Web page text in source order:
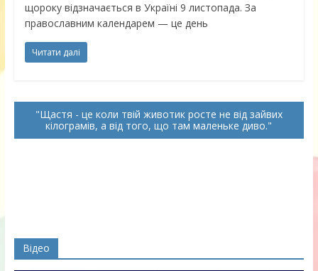
щороку відзначається в Україні 9 листопада. За
православним календарем — це день
Читати далі
Щастя - це коли твій животик росте не від зайвих
кілограмів, а від того, що там маленьке диво.
Відео